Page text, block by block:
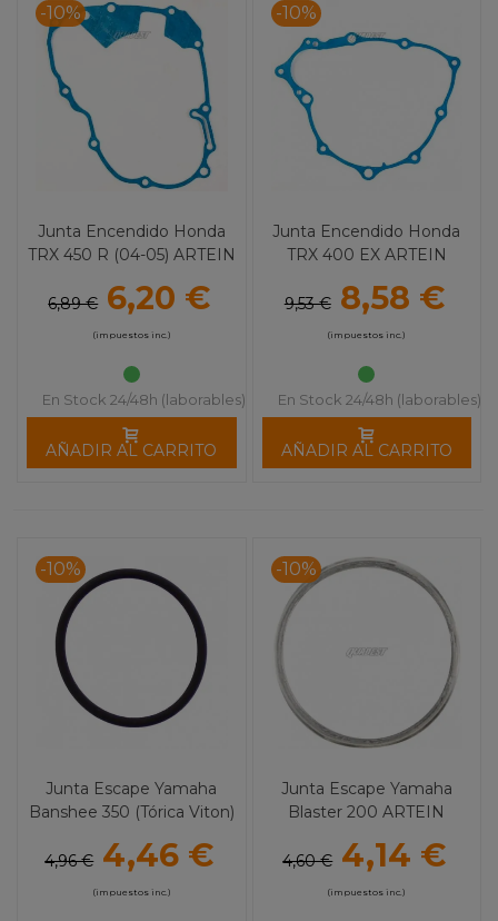
-10%
Junta Encendido Honda
TRX 450 R (04-05) ARTEIN
6,89 € 6,20 €
(impuestos inc.)
En Stock 24/48h (laborables)
AÑADIR AL CARRITO
-10%
Junta Encendido Honda
TRX 400 EX ARTEIN
9,53 € 8,58 €
(impuestos inc.)
En Stock 24/48h (laborables)
AÑADIR AL CARRITO
-10%
Junta Escape Yamaha
Banshee 350 (Tórica Viton)
4,96 € 4,46 €
(impuestos inc.)
-10%
Junta Escape Yamaha
Blaster 200 ARTEIN
4,60 € 4,14 €
(impuestos inc.)